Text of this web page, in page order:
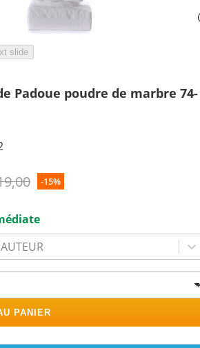
slide
Padoue poudre de marbre 74-
-15%
PANIER